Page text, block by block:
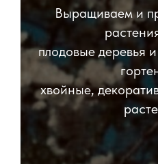
Выращиваем и
плодовые деревья
хвойные,